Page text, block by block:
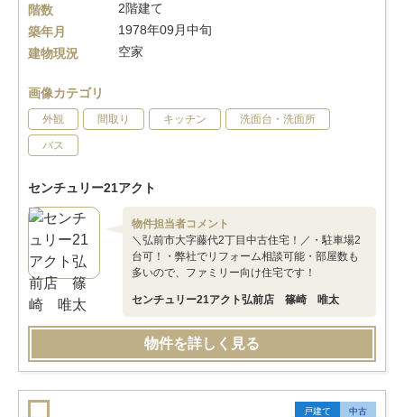
階数
2階建て
築年月
1978年09月中旬
建物現況
空家
画像カテゴリ
外観 間取り キッチン 洗面台・洗面所
バス
センチュリー21アクト
物件担当者コメント
＼弘前市大字藤代2丁目中古住宅！／・駐車場2
台可！・弊社でリフォーム相談可能・部屋数も
多いので、ファミリー向け住宅です！
センチュリー21アクト弘前店 篠崎 唯太
物件を詳しく見る
戸建て 中古